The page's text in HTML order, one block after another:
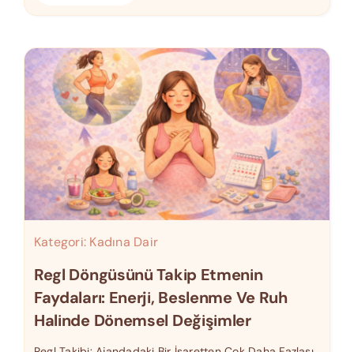
Kategori: Kadına Dair
Regl Döngüsünü Takip Etmenin
Faydaları: Enerji, Beslenme Ve Ruh
Halinde Dönemsel Değişimler